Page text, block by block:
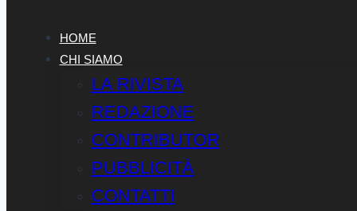
HOME
CHI SIAMO
LA RIVISTA
REDAZIONE
CONTRIBUTOR
PUBBLICITÀ
CONTATTI